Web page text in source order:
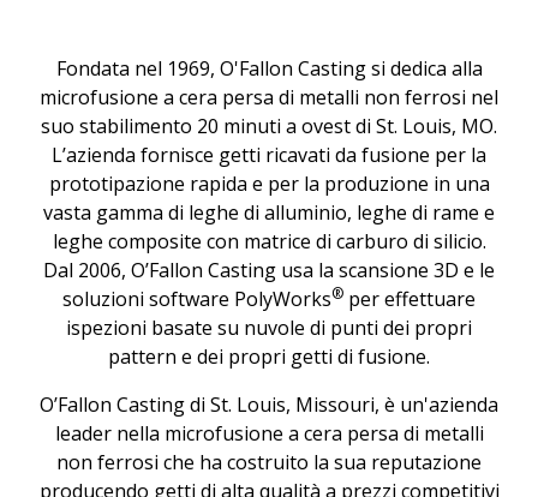
Fondata nel 1969, O'Fallon Casting si dedica alla
microfusione a cera persa di metalli non ferrosi nel
suo stabilimento 20 minuti a ovest di St. Louis, MO.
L’azienda fornisce getti ricavati da fusione per la
prototipazione rapida e per la produzione in una
vasta gamma di leghe di alluminio, leghe di rame e
leghe composite con matrice di carburo di silicio.
Dal 2006, O’Fallon Casting usa la scansione 3D e le
soluzioni software PolyWorks® per effettuare
ispezioni basate su nuvole di punti dei propri
pattern e dei propri getti di fusione.
O’Fallon Casting di St. Louis, Missouri, è un'azienda
leader nella microfusione a cera persa di metalli
non ferrosi che ha costruito la sua reputazione
producendo getti di alta qualità a prezzi competitivi